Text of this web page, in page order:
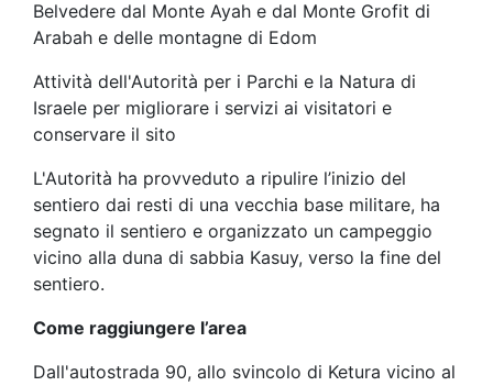
Belvedere dal Monte Ayah e dal Monte Grofit di
Arabah e delle montagne di Edom
Attività dell'Autorità per i Parchi e la Natura di
Israele per migliorare i servizi ai visitatori e
conservare il sito
L'Autorità ha provveduto a ripulire l’inizio del
sentiero dai resti di una vecchia base militare, ha
segnato il sentiero e organizzato un campeggio
vicino alla duna di sabbia Kasuy, verso la fine del
sentiero.
Come raggiungere l’area
Dall'autostrada 90, allo svincolo di Ketura vicino al